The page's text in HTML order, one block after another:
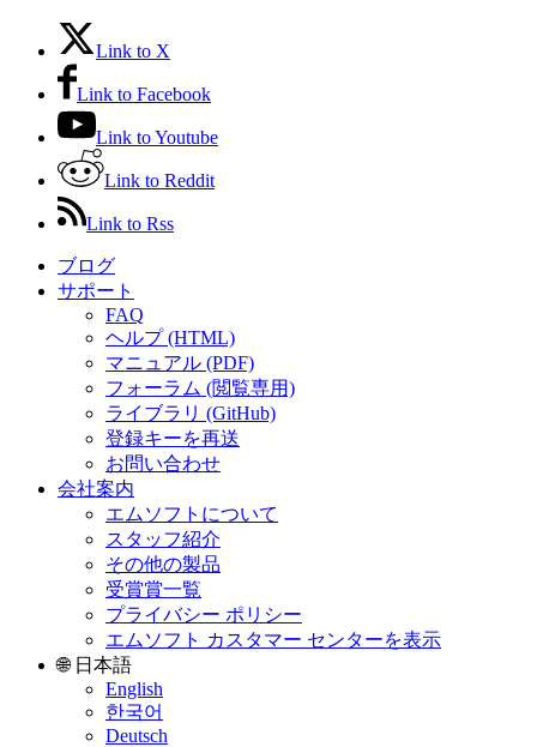
Link to X
Link to Facebook
Link to Youtube
Link to Reddit
Link to Rss
ブログ
サポート
FAQ
ヘルプ (HTML)
マニュアル (PDF)
フォーラム (閲覧専用)
ライブラリ (GitHub)
登録キーを再送
お問い合わせ
会社案内
エムソフトについて
スタッフ紹介
その他の製品
受賞賞一覧
プライバシー ポリシー
エムソフト カスタマー センターを表示
🌐 日本語
English
한국어
Deutsch